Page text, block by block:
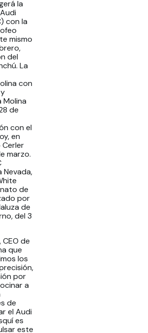
la
con la
mismo
del
La
con
Molina
de
con el
en
Cerler
marzo.
Nevada,
de
por
de
del 3
de
que
los
por
a
de
el Audi
es
este